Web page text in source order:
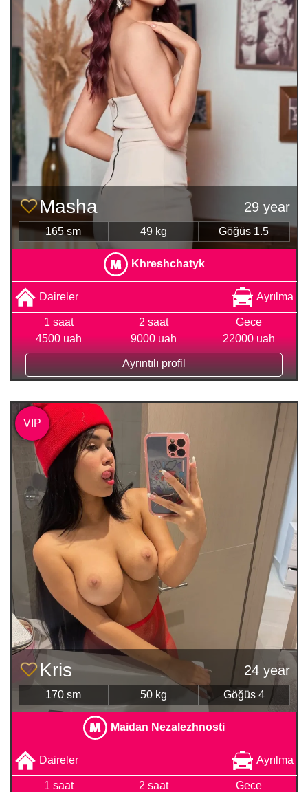
Masha 29 year
165 sm 49 kg Göğüs 1.5
Khreshchatyk
Daireler Ayrılma
1 saat
4500 uah
2 saat
9000 uah
Gece
22000 uah
Ayrıntılı profil
Kris 24 year
170 sm 50 kg Göğüs 4
Maidan Nezalezhnosti
Daireler Ayrılma
1 saat
2 saat
Gece
VIP